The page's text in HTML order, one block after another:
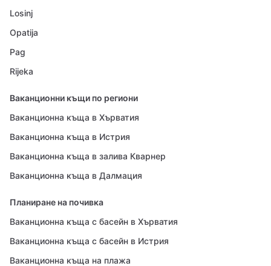
Losinj
Opatija
Pag
Rijeka
Ваканционни къщи по региони
Ваканционна къща в Хърватия
Ваканционна къща в Истрия
Ваканционна къща в залива Кварнер
Ваканционна къща в Далмация
Планиране на почивка
Ваканционна къща с басейн в Хърватия
Ваканционна къща с басейн в Истрия
Ваканционна къща на плажа